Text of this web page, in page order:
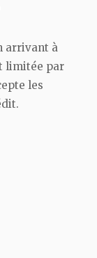
arrivant à
limitée par
les